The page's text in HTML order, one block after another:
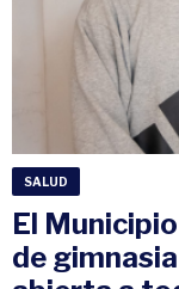
SALUD
El
de